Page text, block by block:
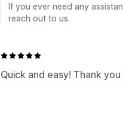
If you ever need any
reach out to us.
Quick and easy! Thank